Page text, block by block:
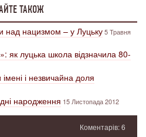
ТАКОЖ
над нацизмом – у Луцьку5 Травня
як луцька школа відзначила 80-
і незвичайна доля
народження 15 Листопада 2012
Коментарів: 6